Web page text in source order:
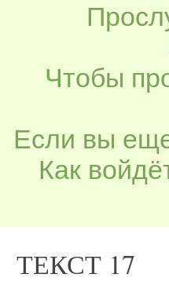
Чтобы
Если вы
Как
ТЕКСТ 17